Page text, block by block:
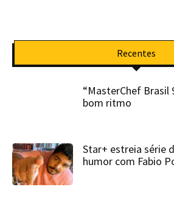
Recentes
“MasterChef Brasil
bom ritmo
Star+ estreia série
humor com Fabio